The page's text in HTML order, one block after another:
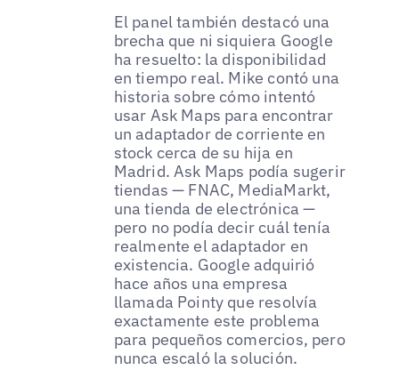
El panel también destacó una
brecha que ni siquiera Google
ha resuelto: la disponibilidad
en tiempo real. Mike contó una
historia sobre cómo intentó
usar Ask Maps para encontrar
un adaptador de corriente en
stock cerca de su hija en
Madrid. Ask Maps podía sugerir
tiendas — FNAC, MediaMarkt,
una tienda de electrónica —
pero no podía decir cuál tenía
realmente el adaptador en
existencia. Google adquirió
hace años una empresa
llamada Pointy que resolvía
exactamente este problema
para pequeños comercios, pero
nunca escaló la solución.